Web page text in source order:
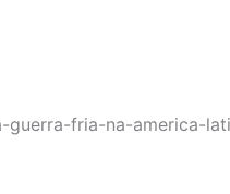
guerra-fria-na-america-